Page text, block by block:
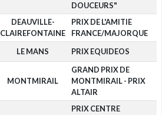
DOUCEURS"
DEAUVILLE-
CLAIREFONTAINE
PRIX DE L'AMITIE
FRANCE/MAJORQUE
LE MANS PRIX EQUIDEOS
MONTMIRAIL
GRAND PRIX DE
MONTMIRAIL - PRIX
ALTAIR
PRIX CENTRE